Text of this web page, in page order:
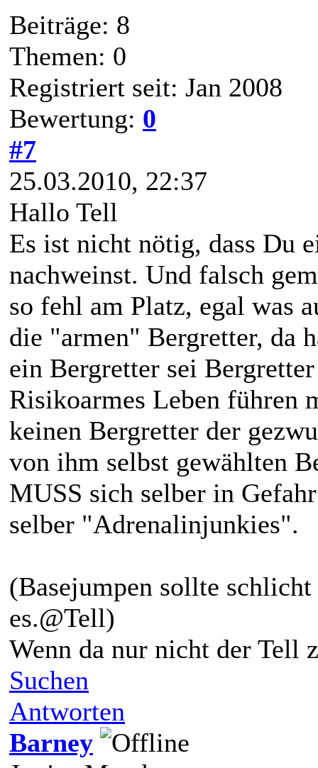
Beiträge: 8
Themen: 0
Registriert seit: Jan 2008
Bewertung: 0
#7
25.03.2010, 22:37
Hallo Tell
Es ist nicht nötig, dass Du
nachweinst. Und falsch
so fehl am Platz, egal was
die "armen" Bergretter, da
ein Bergretter sei
Risikoarmes Leben führen
keinen Bergretter der
von ihm selbst gewählten
MUSS sich selber in
selber "Adrenalinjunkies".
(Basejumpen sollte
es.@Tell)
Wenn da nur nicht der Tell
Suchen
Antworten
Barney